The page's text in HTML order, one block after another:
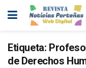
Etiqueta:
de Derechos